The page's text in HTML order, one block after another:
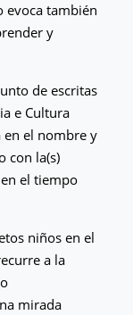
evoca también
y
de escritas
e Cultura
en el nombre y
con la(s)
en el tiempo
niños en el
a la
mirada